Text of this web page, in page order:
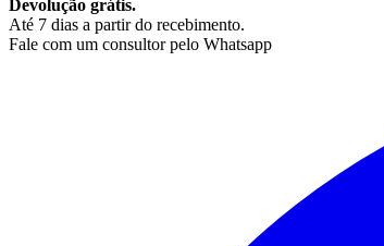
Devolução grátis.
Até 7 dias a partir do recebimento.
Fale com um consultor pelo Whatsapp